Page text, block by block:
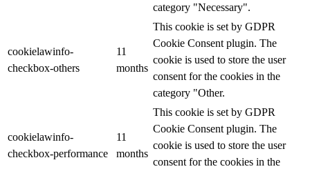
category "Necessary".
cookielawinfo-
checkbox-others
11
months
This cookie is set by GDPR
Cookie Consent plugin. The
cookie is used to store the user
consent for the cookies in the
category "Other.
cookielawinfo-
checkbox-performance
11
months
This cookie is set by GDPR
Cookie Consent plugin. The
cookie is used to store the user
consent for the cookies in the